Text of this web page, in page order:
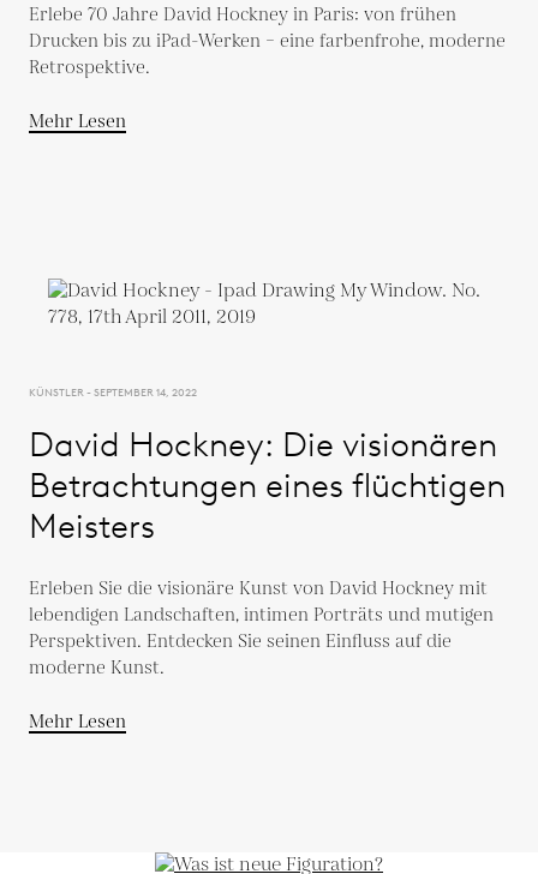
Erlebe 70 Jahre David Hockney in Paris: von frühen
Drucken bis zu iPad-Werken – eine farbenfrohe, moderne
Retrospektive.
Mehr Lesen
KÜNSTLER - SEPTEMBER 14, 2022
David Hockney: Die visionären
Betrachtungen eines flüchtigen
Meisters
Erleben Sie die visionäre Kunst von David Hockney mit
lebendigen Landschaften, intimen Porträts und mutigen
Perspektiven. Entdecken Sie seinen Einfluss auf die
moderne Kunst.
Mehr Lesen